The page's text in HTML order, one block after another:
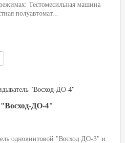
Тестомесильная машина
полуавтомат...
ДО-4"
одновинтовой "Восход ДО-3" и